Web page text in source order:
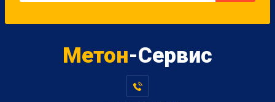
Метон-Сервис